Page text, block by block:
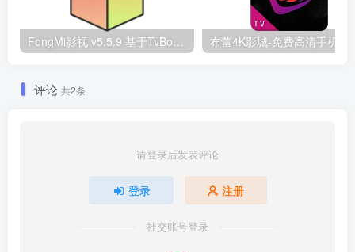
FongMi影视 v5.5.9 基于TvBox的开源TV盒子&安卓影视播放器
评论 共2条
请登录后发表评论
登录 注册
社交账号登录